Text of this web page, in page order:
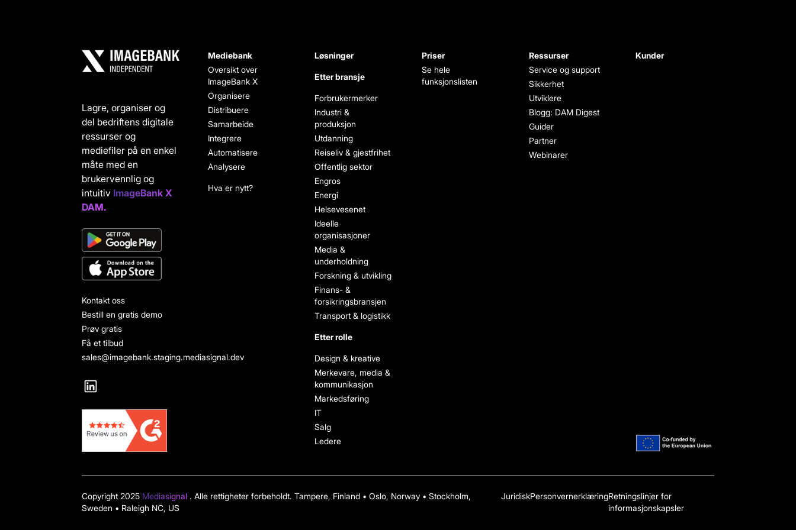
Lagre, organiser og
del bedriftens digitale
ressurser og
mediefiler på en enkel
måte med en
brukervennlig og
intuitiv ImageBank X
DAM.
Kontakt oss
Bestill en gratis demo
Prøv gratis
Få et tilbud
sales@imagebank.staging.mediasignal.dev
Mediebank
Oversikt over
ImageBank X
Organisere
Distribuere
Samarbeide
Integrere
Automatisere
Analysere
Hva er nytt?
Løsninger
Etter bransje
Forbrukermerker
Industri &
produksjon
Utdanning
Reiseliv & gjestfrihet
Offentlig sektor
Engros
Energi
Helsevesenet
Ideelle
organisasjoner
Media &
underholdning
Forskning & utvikling
Finans- &
forsikringsbransjen
Transport & logistikk
Etter rolle
Design & kreative
Merkevare, media &
kommunikasjon
Markedsføring
IT
Salg
Ledere
Priser
Se hele
funksjonslisten
Ressurser
Service og support
Sikkerhet
Utviklere
Blogg: DAM Digest
Guider
Partner
Webinarer
Kunder
Copyright 2025 Mediasignal . Alle rettigheter forbeholdt. Tampere, Finland • Oslo, Norway • Stockholm,
Sweden • Raleigh NC, US
JuridiskPersonvernerklæringRetningslinjer for
informasjonskapsler